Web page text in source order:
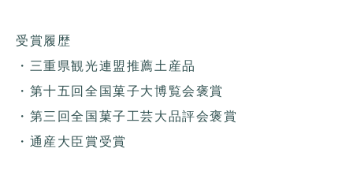
受賞履歴
・三重県観光連盟推薦土産品
・第十五回全国菓子大博覧会褒賞
・第三回全国菓子工芸大品評会褒賞
・通産大臣賞受賞